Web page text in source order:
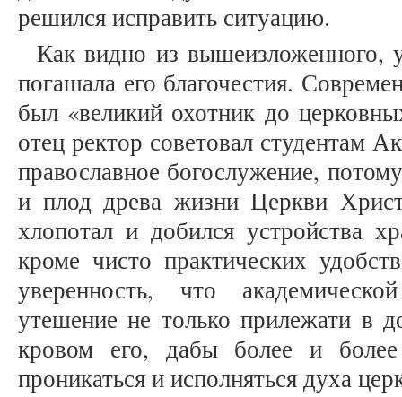
решился исправить ситуацию.
Как видно из вышеизложенного,
погашала его благочестия.
был «великий охотник до
отец ректор советовал студентам
православное богослужение,
и плод древа жизни Церкви
хлопотал и добился устройства
кроме чисто практических
уверенность, что
утешение не только прилежати
кровом его, дабы более и
проникаться и исполняться духа